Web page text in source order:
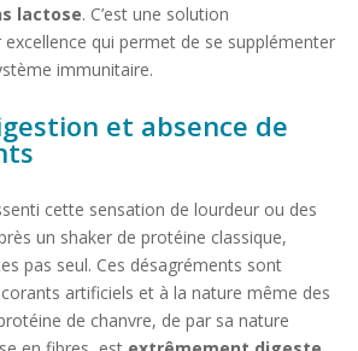
lactose. C’est une solution
qui permet de se supplémenter
immunitaire.
et absence de
cette sensation de lourdeur ou des
un shaker de protéine classique,
pas seul. Ces désagréments sont
artificiels et à la nature même des
de chanvre, de par sa nature